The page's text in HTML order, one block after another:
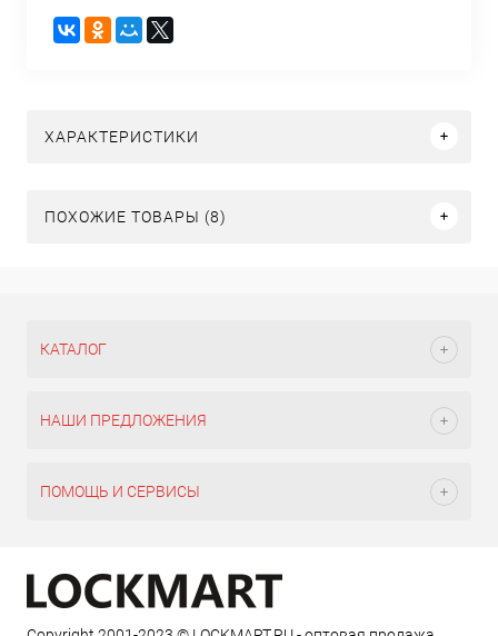
ХАРАКТЕРИСТИКИ
ПОХОЖИЕ ТОВАРЫ (8)
КАТАЛОГ
НАШИ ПРЕДЛОЖЕНИЯ
ПОМОЩЬ И СЕРВИСЫ